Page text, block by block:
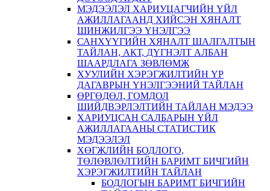
МЭДЭЭЛЭЛ ХАРИУЦАГЧИЙН ҮЙЛ
АЖИЛЛАГААНД ХИЙСЭН ХЯНАЛТ
ШИНЖИЛГЭЭ ҮНЭЛГЭЭ
САНХҮҮГИЙН ХЯНАЛТ ШАЛГАЛТЫН
ТАЙЛАН, АКТ, ДҮГНЭЛТ АЛБАН
ШААРДЛАГА ЗӨВЛӨМЖ
ХУУЛИЙН ХЭРЭГЖИЛТИЙН ҮР
ДАГАВРЫН ҮНЭЛГЭЭНИЙ ТАЙЛАН
ӨРГӨДӨЛ, ГОМДОЛ
ШИЙДВЭРЛЭЛТИЙН ТАЙЛАН МЭДЭЭ
ХАРИУЦСАН САЛБАРЫН ҮЙЛ
АЖИЛЛАГААНЫ СТАТИСТИК
МЭДЭЭЛЭЛ
ХӨГЖЛИЙН БОДЛОГО,
ТӨЛӨВЛӨЛТИЙН БАРИМТ БИЧГИЙН
ХЭРЭГЖИЛТИЙН ТАЙЛАН
БОДЛОГЫН БАРИМТ БИЧГИЙН